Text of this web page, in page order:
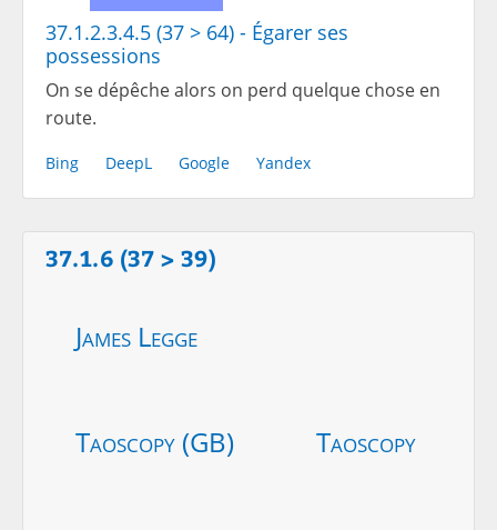
37.1.2.3.4.5 (37 > 64) - Égarer ses
possessions
On se dépêche alors on perd quelque chose en
route.
Bing DeepL Google Yandex
37.1.6 (37 > 39)
James Legge
Taoscopy (GB) Taoscopy